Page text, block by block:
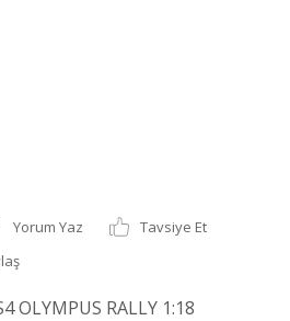
Yorum Yaz
Tavsiye Et
OLYMPUS RALLY 1:18